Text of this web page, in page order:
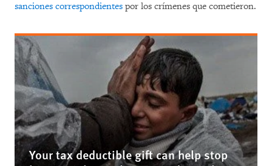
sanciones correspondientes por los crímenes que cometieron.
Your tax deductible gift can help stop